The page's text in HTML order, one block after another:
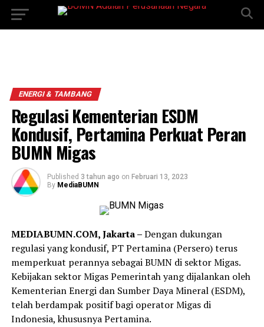
ENERGI & TAMBANG
Regulasi Kementerian ESDM
Kondusif, Pertamina Perkuat Peran
BUMN Migas
Published 3 tahun ago on Februari 13, 2023
By MediaBUMN
MEDIABUMN.COM, Jakarta –Dengan dukungan
regulasi yang kondusif, PT Pertamina (Persero) terus
memperkuat perannya sebagai BUMN di sektor Migas.
Kebijakan sektor Migas Pemerintah yang dijalankan oleh
Kementerian Energi dan Sumber Daya Mineral (ESDM),
telah berdampak positif bagi operator Migas di
Indonesia, khususnya Pertamina.